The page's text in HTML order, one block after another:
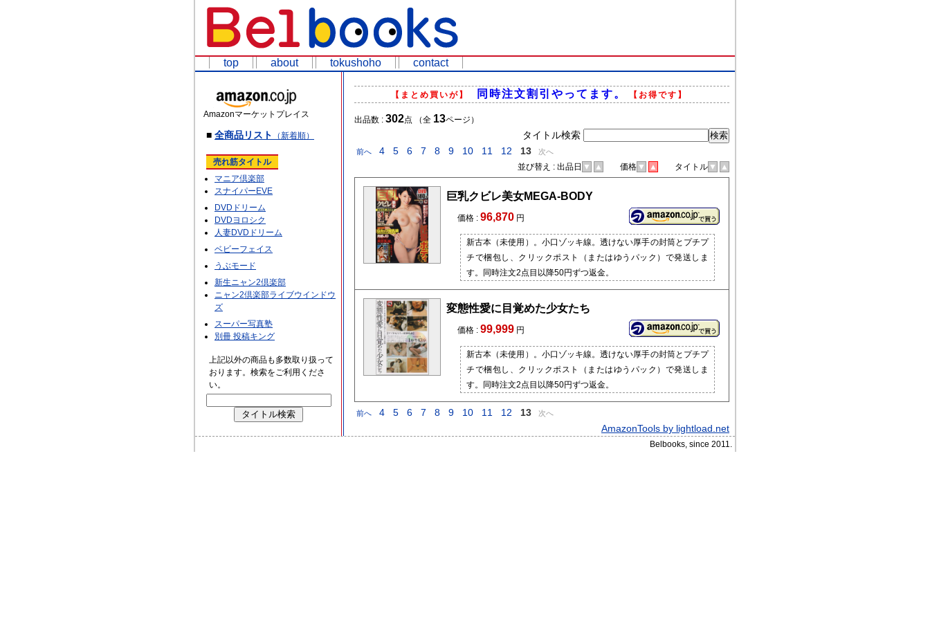
top about tokushoho contact
【まとめ買いが】 同時注文割引やってます。 【お得です】
出品数 : 302点 （全 13ページ）
タイトル検索
前へ 4 5 6 7 8 9 10 11 12 13 次へ
並び替え : 出品日 ▼ ▲ 価格 ▼ ▲ タイトル ▼ ▲
巨乳クビレ美女MEGA-BODY
価格 : 96,870 円
新古本（未使用）。小口ゾッキ線。透けない厚手の封筒とプチプ
チで梱包し、クリックポスト（またはゆうパック）で発送しま
す。同時注文2点目以降50円ずつ返金。
変態性愛に目覚めた少女たち
価格 : 99,999 円
新古本（未使用）。小口ゾッキ線。透けない厚手の封筒とプチプ
チで梱包し、クリックポスト（またはゆうパック）で発送しま
す。同時注文2点目以降50円ずつ返金。
前へ 4 5 6 7 8 9 10 11 12 13 次へ
AmazonTools by lightload.net
Amazonマーケットプレイス
■ 全商品リスト （新着順）
売れ筋タイトル
マニア倶楽部
スナイパーEVE
DVDドリーム
DVDヨロシク
人妻DVDドリーム
ベビーフェイス
うぶモード
新生ニャン2倶楽部
ニャン2倶楽部ライブウインドウ
ズ
スーパー写真塾
別冊 投稿キング
上記以外の商品も多数取り扱って
おります。検索をご利用くださ
い。
Belbooks, since 2011.